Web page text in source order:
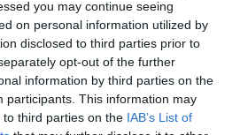
you may continue seeing
on personal information utilized by
disclosed to third parties prior to
opt-out of the further
information by third parties on the
participants. This information may
third parties on the IAB’s List of
το Culturenow.gr